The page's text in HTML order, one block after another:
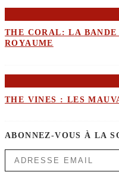
THE CORAL: LA
ROYAUME
THE VINES : LES
ABONNEZ-VOUS À LA